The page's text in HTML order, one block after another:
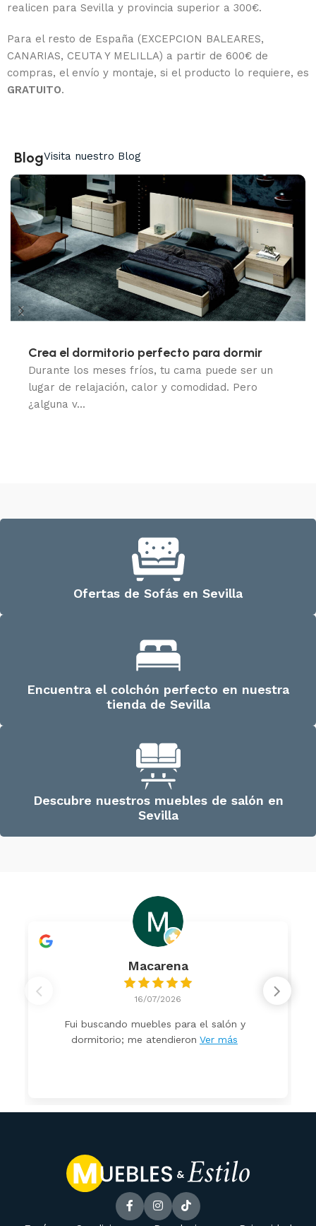
realicen para Sevilla y provincia superior a 300€.
Para el resto de España (EXCEPCION BALEARES,
CANARIAS, CEUTA Y MELILLA) a partir de 600€ de
compras, el envío y montaje, si el producto lo requiere, es
GRATUITO.
BlogVisita nuestro Blog
Crea el dormitorio perfecto para dormir
Durante los meses fríos, tu cama puede ser un
lugar de relajación, calor y comodidad. Pero
¿alguna v...
Ofertas de Sofás en Sevilla
Encuentra el colchón perfecto en nuestra
tienda de Sevilla
Descubre nuestros muebles de salón en
Sevilla
Macarena
16/07/2026
Fui buscando muebles para el salón y
dormitorio; me atendieron Ver más